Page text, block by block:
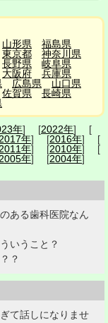
山形県
福島県
東京都
神奈川県
長野県
岐阜県
大阪府
兵庫県
広島県
山口県
佐賀県
長崎県
年] [2022年] [
年] [2016年] [
年] [2010年] [
年] [2004年]
ある歯科医院なん
いうこと？
？
て話しになりませ